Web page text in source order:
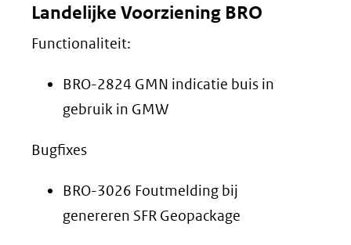
Landelijke Voorziening BRO
Functionaliteit:
BRO-2824 GMN indicatie buis in
gebruik in GMW
Bugfixes
BRO-3026 Foutmelding bij
genereren SFR Geopackage